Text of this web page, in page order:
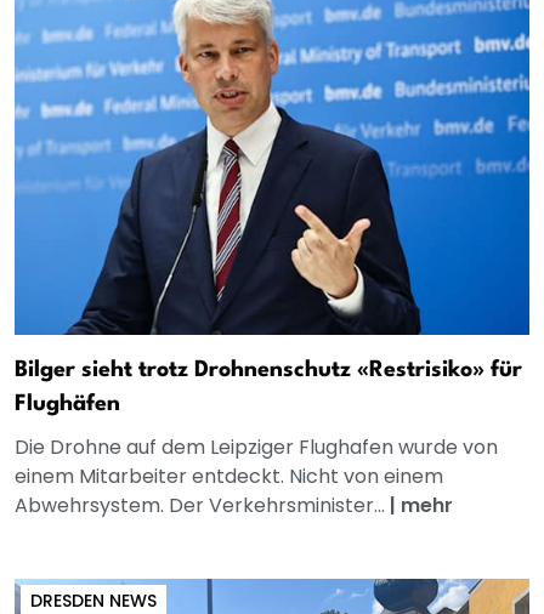
Bilger sieht trotz Drohnenschutz «Restrisiko» für
Flughäfen
Die Drohne auf dem Leipziger Flughafen wurde von
einem Mitarbeiter entdeckt. Nicht von einem
Abwehrsystem. Der Verkehrsminister... | mehr
DRESDEN NEWS